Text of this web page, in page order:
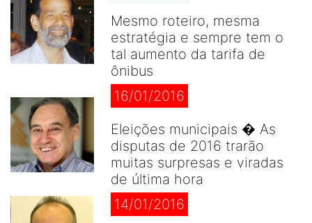
Mesmo roteiro, mesma
estratégia e sempre tem o
tal aumento da tarifa de
ônibus
16/01/2016
Eleições municipais � As
disputas de 2016 trarão
muitas surpresas e viradas
de última hora
14/01/2016